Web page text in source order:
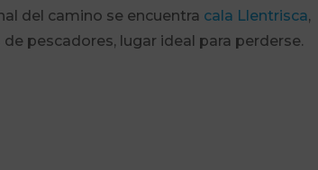
del camino se encuentra cala Llentrisca,
pescadores, lugar ideal para perderse.